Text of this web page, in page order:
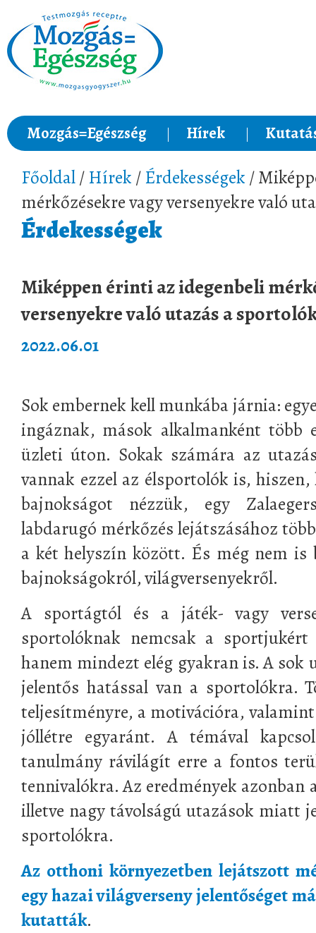
Mozgás=Egészség Hírek
Főoldal/ Hírek / Érdekességek /
mérkőzésekre vagy versenyekre való
Érdekességek
Miképpen érinti az idegenbeli
versenyekre való utazás a
2022.06.01
Sok embernek kell munkába járnia:
ingáznak, mások alkalmanként több
üzleti úton. Sokak számára az
vannak ezzel az élsportolók is,
bajnokságot nézzük, egy
labdarugó mérkőzés lejátszásához
a két helyszín között. És még nem is
bajnokságokról, világversenyekről.
A sportágtól és a játék- vagy
sportolóknak nemcsak a
hanem mindezt elég gyakran is. A sok
jelentős hatással van a sportolókra.
teljesítményre, a motivációra,
jóllétre egyaránt. A témával
tanulmány rávilágít erre a fontos
tennivalókra. Az eredmények
illetve nagy távolságú utazások miatt
sportolókra.
Az otthoni környezetben lejátszott
egy hazai világverseny jelentőséget
kutatták.